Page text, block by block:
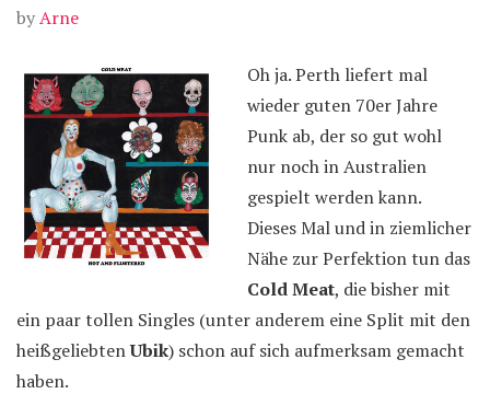
byArne
Oh ja. Perth liefert mal
wieder guten 70er Jahre
Punk ab, der so gut wohl
nur noch in Australien
gespielt werden kann.
Dieses Mal und in ziemlicher
Nähe zur Perfektion tun das
Cold Meat, die bisher mit
ein paar tollen Singles (unter anderem eine Split mit den
heißgeliebtenUbik) schon auf sich aufmerksam gemacht
haben.